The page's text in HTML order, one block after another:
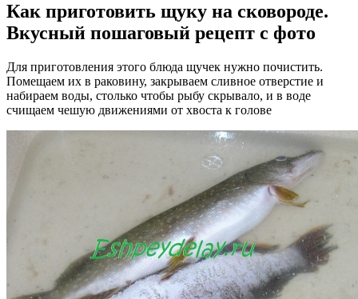
Как приготовить щуку на сковороде.
Вкусный пошаговый рецепт с фото
Для приготовления этого блюда щучек нужно почистить.
Помещаем их в раковину, закрываем сливное отверстие и
набираем воды, столько чтобы рыбу скрывало, и в воде
счищаем чешую движениями от хвоста к голове